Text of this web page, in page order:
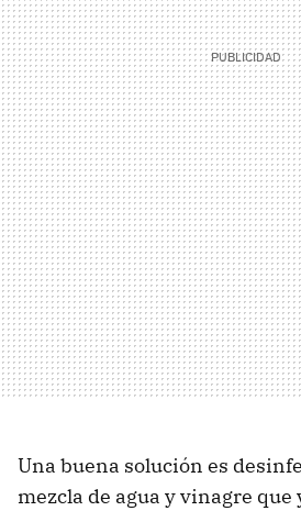
Una buena solución es
mezcla de agua y vinagre que